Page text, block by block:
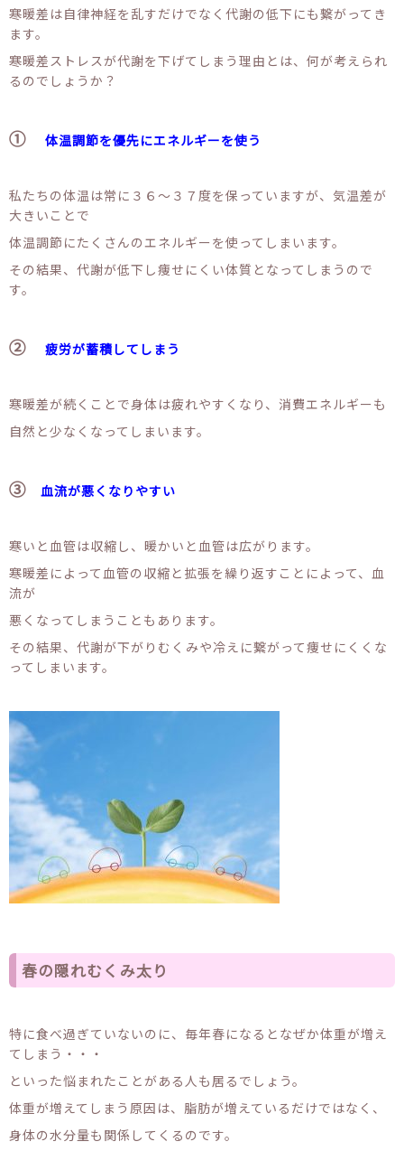
寒暖差は自律神経を乱すだけでなく代謝の低下にも繋がってき
ます。
寒暖差ストレスが代謝を下げてしまう理由とは、何が考えられ
るのでしょうか？
① 体温調節を優先にエネルギーを使う
私たちの体温は常に３６〜３７度を保っていますが、気温差が
大きいことで
体温調節にたくさんのエネルギーを使ってしまいます。
その結果、代謝が低下し痩せにくい体質となってしまうので
す。
② 疲労が蓄積してしまう
寒暖差が続くことで身体は疲れやすくなり、消費エネルギーも
自然と少なくなってしまいます。
③ 血流が悪くなりやすい
寒いと血管は収縮し、暖かいと血管は広がります。
寒暖差によって血管の収縮と拡張を繰り返すことによって、血
流が
悪くなってしまうこともあります。
その結果、代謝が下がりむくみや冷えに繋がって痩せにくくな
ってしまいます。
春の隠れむくみ太り
特に食べ過ぎていないのに、毎年春になるとなぜか体重が増え
てしまう・・・
といった悩まれたことがある人も居るでしょう。
体重が増えてしまう原因は、脂肪が増えているだけではなく、
身体の水分量も関係してくるのです。